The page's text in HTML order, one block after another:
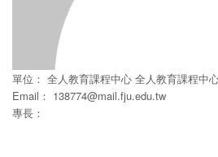
單位： 全人教育課程中心 全人教育課程中
Email： 138774@mail.fju.edu.tw
專長：